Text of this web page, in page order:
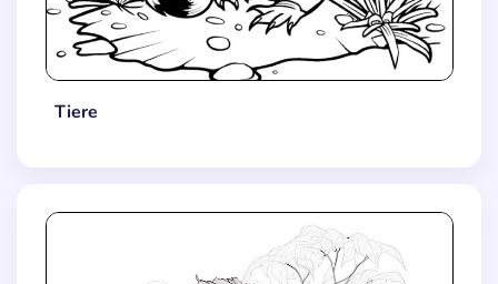
Tiere